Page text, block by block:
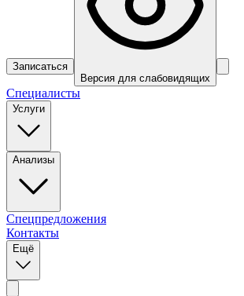
Записаться
Версия для слабовидящих
Специалисты
Услуги
Анализы
Спецпредложения
Контакты
Ещё